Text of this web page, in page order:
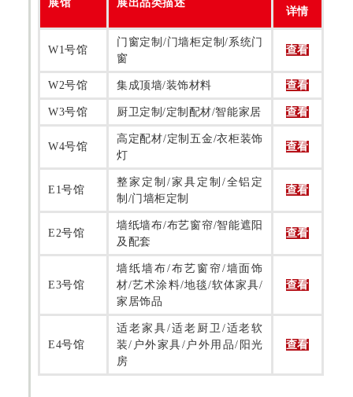
展馆 展出品类描述
详情
W1号馆
门窗定制/门墙柜定制/系统门
窗
查看
W2号馆 集成顶墙/装饰材料 查看
W3号馆 厨卫定制/定制配材/智能家居 查看
W4号馆
高定配材/定制五金/衣柜装饰
灯
查看
E1号馆
整家定制/家具定制/全铝定
制/门墙柜定制
查看
E2号馆
墙纸墙布/布艺窗帘/智能遮阳
及配套
查看
E3号馆
墙纸墙布/布艺窗帘/墙面饰
材/艺术涂料/地毯/软体家具/
家居饰品
查看
E4号馆
适老家具/适老厨卫/适老软
装/户外家具/户外用品/阳光
房
查看